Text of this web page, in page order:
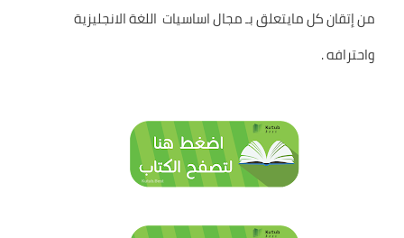
من إتقان كل مايتعلق بـ مجال اساسيات اللغة الانجليزية
واحترافه .